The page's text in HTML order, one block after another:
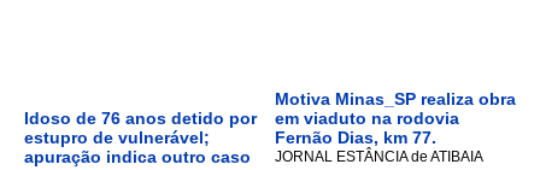
Idoso de 76 anos detido por
estupro de vulnerável;
apuração indica outro caso
Motiva Minas_SP realiza obra
em viaduto na rodovia
Fernão Dias, km 77.
JORNAL ESTÂNCIA de ATIBAIA